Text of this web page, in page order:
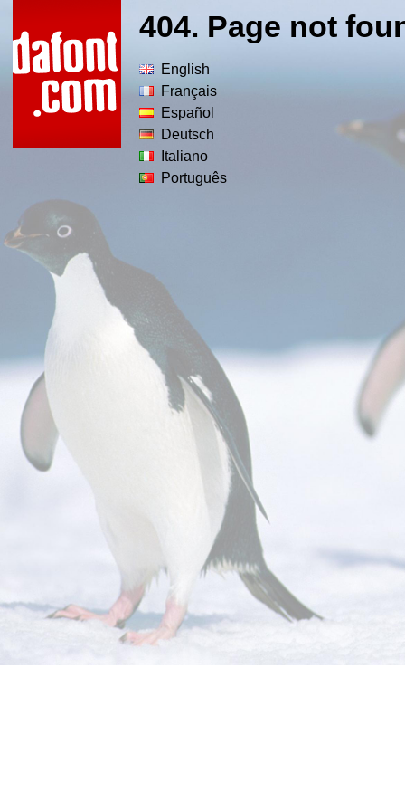
404. Page not
English
Français
Español
Deutsch
Italiano
Português